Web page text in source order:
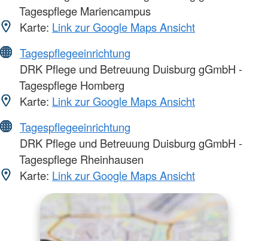
Tagespflege Mariencampus
Karte: Link zur Google Maps Ansicht
Tagespflegeeinrichtung
DRK Pflege und Betreuung Duisburg gGmbH -
Tagespflege Homberg
Karte: Link zur Google Maps Ansicht
Tagespflegeeinrichtung
DRK Pflege und Betreuung Duisburg gGmbH -
Tagespflege Rheinhausen
Karte: Link zur Google Maps Ansicht